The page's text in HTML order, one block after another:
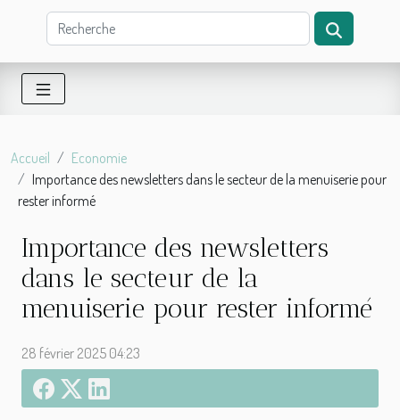
Accueil
Economie
Importance des newsletters dans le secteur de la menuiserie pour
rester informé
Importance des newsletters
dans le secteur de la
menuiserie pour rester informé
28 février 2025 04:23